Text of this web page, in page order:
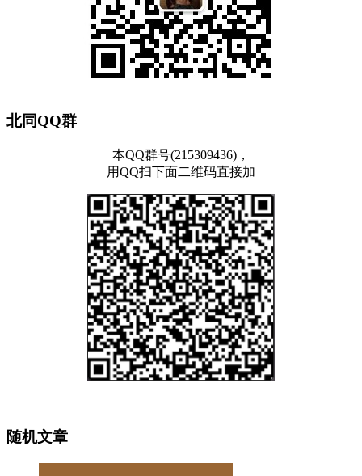
北同QQ群
本QQ群号(215309436)，
用QQ扫下面二维码直接加
随机文章